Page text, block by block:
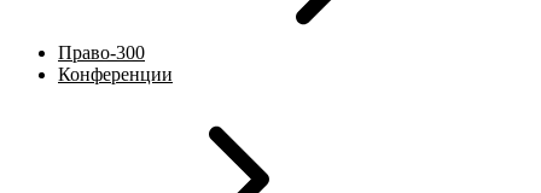
Право-300
Конференции